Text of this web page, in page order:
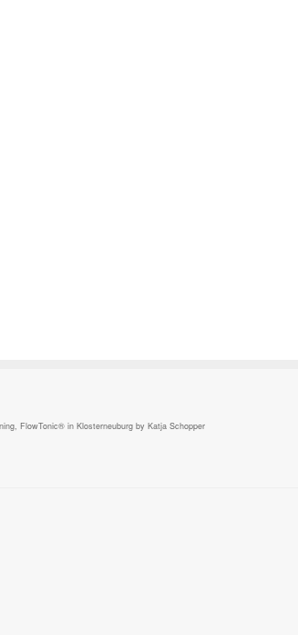
FlowTonic® in Klosterneuburg by Katja Schopper